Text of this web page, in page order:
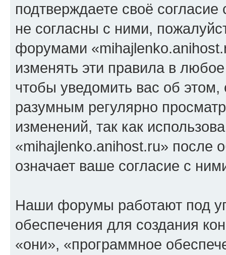
подтверждаете своё
не согласны с ними,
форумами
изменять эти правила в
чтобы уведомить вас об
разумным регулярно
изменений, так как
«mihajlenko.anihost.ru» после
означает ваше согласие с
Наши форумы работают под
обеспечения для создания
«они», «программное